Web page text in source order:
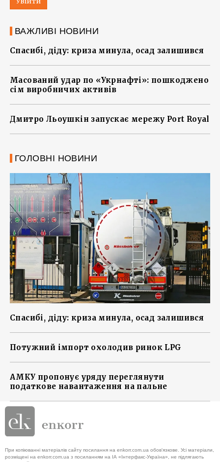
ВАЖЛИВІ НОВИНИ
Спасибі, діду: криза минула, осад залишився
Масований удар по «Укрнафті»: пошкоджено
сім виробничих активів
Дмитро Льоушкін запускає мережу Port Royal
ГОЛОВНІ НОВИНИ
Спасибі, діду: криза минула, осад залишився
Потужний імпорт охолодив ринок LPG
АМКУ пропонує уряду переглянути
податкове навантаження на пальне
При копіюванні матеріалів сайту посилання на enkorr.com.ua обов'язкове. Усі матеріали,
розміщені на enkorr.com.ua з посиланням на ІА «Інтерфакс-Україна», не підлягають